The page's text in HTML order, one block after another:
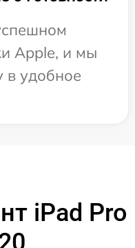
Apple, и мы
в удобное
iPad Pro